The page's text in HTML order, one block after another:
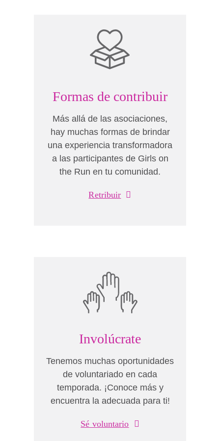
Formas de contribuir
Más allá de las asociaciones,
hay muchas formas de brindar
una experiencia transformadora
a las participantes de Girls on
the Run en tu comunidad.
Retribuir
Involúcrate
Tenemos muchas oportunidades
de voluntariado en cada
temporada. ¡Conoce más y
encuentra la adecuada para ti!
Sé voluntario